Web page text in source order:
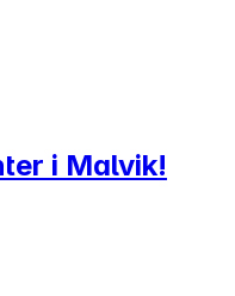
i Malvik!